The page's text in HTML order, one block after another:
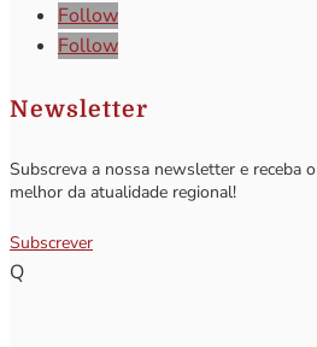
Follow
Follow
Newsletter
Subscreva a nossa newsletter e receba o
melhor da atualidade regional!
Subscrever
Q